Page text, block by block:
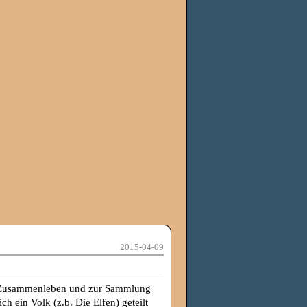
2015-04-09
und zur Sammlung
ein Volk (z.b. Die Elfen) geteilt